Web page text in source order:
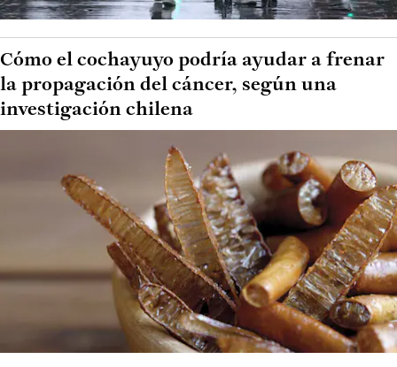
Cómo el cochayuyo podría ayudar a frenar
la propagación del cáncer, según una
investigación chilena